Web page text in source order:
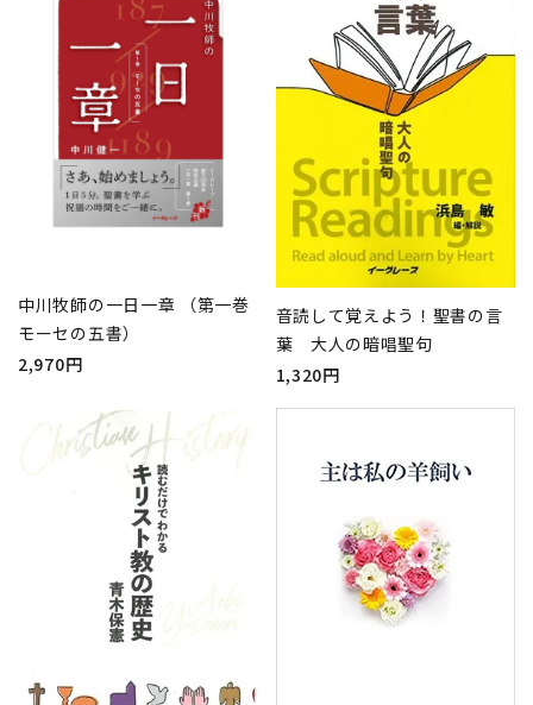
中川牧師の一日一章 （第一巻
モーセの五書）
2,970円
音読して覚えよう！聖書の言
葉 大人の暗唱聖句
1,320円